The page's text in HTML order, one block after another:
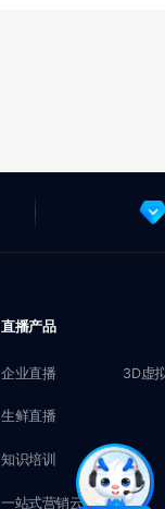
直播产品
企业直播
生鲜直播
知识培训
一站式营销云
3D虚